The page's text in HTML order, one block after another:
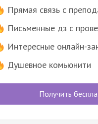
Прямая связь с
Письменные дз с
Интересные онлайн-
Душевное комьюнити
Получить